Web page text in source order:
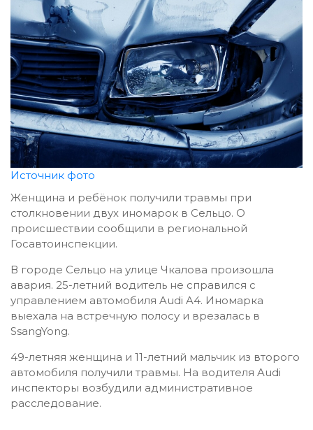
Источник фото
Женщина и ребёнок получили травмы при
столкновении двух иномарок в Сельцо. О
происшествии сообщили в региональной
Госавтоинспекции.
В городе Сельцо на улице Чкалова произошла
авария. 25-летний водитель не справился с
управлением автомобиля Audi A4. Иномарка
выехала на встречную полосу и врезалась в
SsangYong.
49-летняя женщина и 11-летний мальчик из второго
автомобиля получили травмы. На водителя Audi
инспекторы возбудили административное
расследование.